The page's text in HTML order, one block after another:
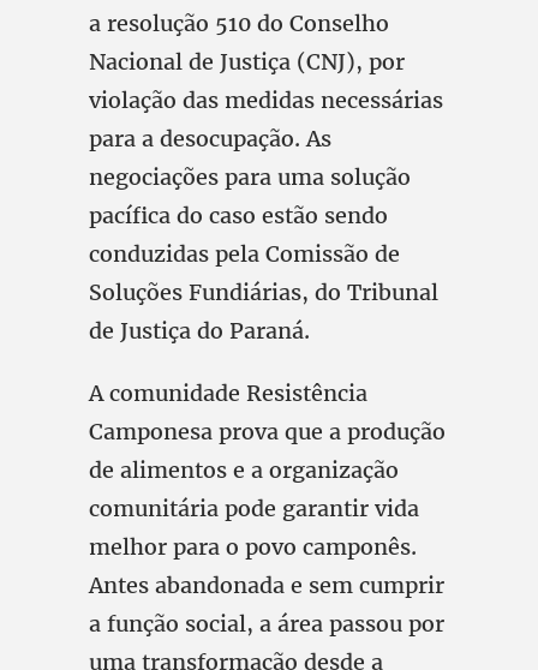
a resolução 510 do Conselho
Nacional de Justiça (CNJ), por
violação das medidas necessárias
para a desocupação. As
negociações para uma solução
pacífica do caso estão sendo
conduzidas pela Comissão de
Soluções Fundiárias, do Tribunal
de Justiça do Paraná.
A comunidade Resistência
Camponesa prova que a produção
de alimentos e a organização
comunitária pode garantir vida
melhor para o povo camponês.
Antes abandonada e sem cumprir
a função social, a área passou por
uma transformação desde a